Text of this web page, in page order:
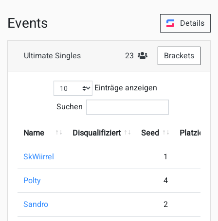
Events Details
Ultimate Singles
23
#Teilnehmer
Brackets
Einträge anzeigen
Suchen
Name Disqualifiziert Seed
SkWiirrel 1
Polty 4
Sandro 2